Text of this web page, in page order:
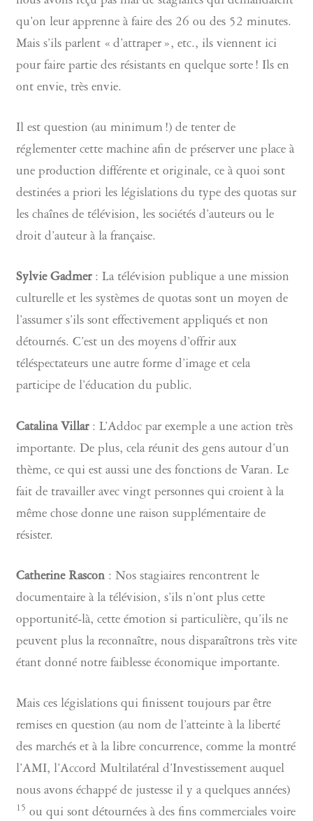
qu’on leur apprenne à faire des 26 ou des 52 minutes.
Mais s’ils parlent « d’attraper », etc., ils viennent ici
pour faire partie des résistants en quelque sorte ! Ils en
ont envie, très envie.
Il est question (au minimum !) de tenter de
réglementer cette machine afin de préserver une place à
une production différente et originale, ce à quoi sont
destinées a priori les législations du type des quotas sur
les chaînes de télévision, les sociétés d’auteurs ou le
droit d’auteur à la française.
Sylvie Gadmer: La télévision publique a une mission
culturelle et les systèmes de quotas sont un moyen de
l’assumer s’ils sont effectivement appliqués et non
détournés. C’est un des moyens d’offrir aux
téléspectateurs une autre forme d’image et cela
participe de l’éducation du public.
Catalina Villar: L’Addoc par exemple a une action très
importante. De plus, cela réunit des gens autour d’un
thème, ce qui est aussi une des fonctions de Varan. Le
fait de travailler avec vingt personnes qui croient à la
même chose donne une raison supplémentaire de
résister.
Catherine Rascon: Nos stagiaires rencontrent le
documentaire à la télévision, s’ils n’ont plus cette
opportunité-là, cette émotion si particulière, qu’ils ne
peuvent plus la reconnaître, nous disparaîtrons très vite
étant donné notre faiblesse économique importante.
Mais ces législations qui finissent toujours par être
remises en question (au nom de l’atteinte à la liberté
des marchés et à la libre concurrence, comme la montré
l’AMI, l’Accord Multilatéral d’Investissement auquel
nous avons échappé de justesse il y a quelques années)
15 ou qui sont détournées à des fins commerciales voire